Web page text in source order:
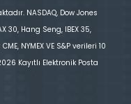
NASDAQ, Dow Jones
30, Hang Seng, IBEX 35,
NYMEX VE S&P verileri 10
Kayıtlı Elektronik Posta